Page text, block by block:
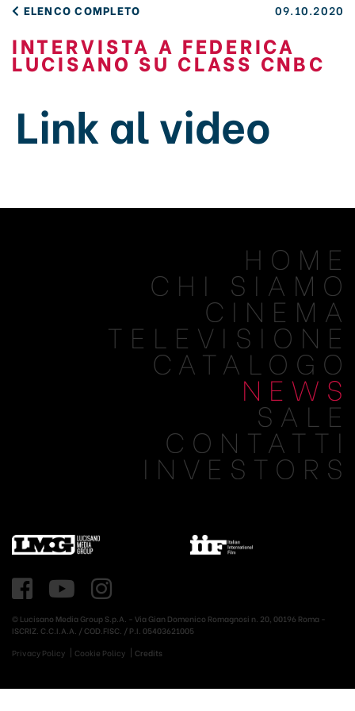
ELENCO COMPLETO 09.10.2020
INTERVISTA A FEDERICA
LUCISANO SU CLASS CNBC
Link al video
© Lucisano Media Group S.p.A. - Via Gian Domenico Romagnosi n. 20, 00196 Roma -
ISCRIZ. C.C.I.A.A. / COD.FISC. / P.I. 05403621005
Privacy Policy
Cookie Policy Credits
HOME
CHI SIAMO
CINEMA
TELEVISIONE
CATALOGO
NEWS
SALE
CONTATTI
INVESTORS